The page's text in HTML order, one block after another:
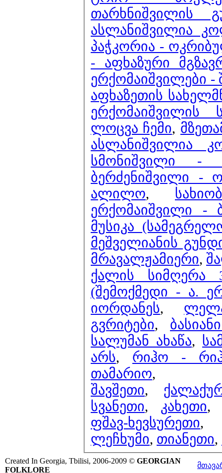
თარხნიშვილის
ასლანიშვილია
პაჭკორია -
- აფხაზური
ერქომაიშვილები -
აფხაზეთის
ერქომაიშვილის
ლოცვა ჩემი,
ასლანიშვილია
სმონიშვილი -
ბერძენიშვილი -
ალილო,
ერქომაიშვილი -
მუსიკა
მეშველიანის
მრავალჟამიერი,
ქალის სიმღერა
(შემოქმედი - ა.
იორდანეს,
გვრიტები,
სალუმან ახაწა,
არს, რიჰო -
თამარიო,
შავშეთი,
სვანეთი, კახეთი
ფშავ-ხევსურეთი
ლეჩხუმი, თიანეთი,
Created In Georgia, Tbilisi, 2006-2009 © GEORGIAN
FOLKLORE